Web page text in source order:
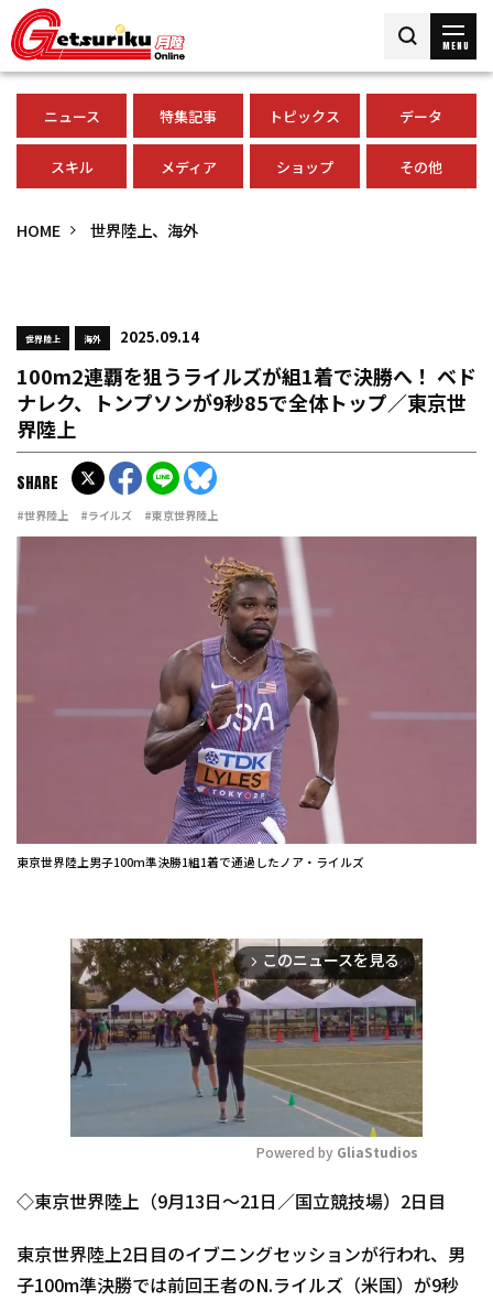
MENU
ニュース 特集記事 トピックス データ
スキル メディア ショップ その他
HOME 世界陸上、海外
世界陸上 海外 2025.09.14
100m2連覇を狙うライルズが組1着で決勝へ！ ベド
ナレク、トンプソンが9秒85で全体トップ／東京世
界陸上
#世界陸上 #ライルズ #東京世界陸上
SHARE
東京世界陸上男子100m準決勝1組1着で通過したノア・ライルズ
arrow_forward_ios このニュースを見る
Mute
Powered by GliaStudios
◇東京世界陸上（9月13日～21日／国立競技場）2日目
東京世界陸上2日目のイブニングセッションが行われ、男
子100m準決勝では前回王者のN.ライルズ（米国）が9秒